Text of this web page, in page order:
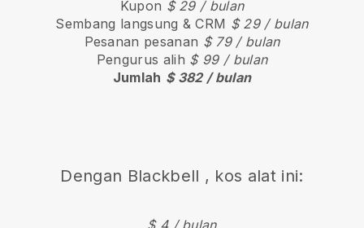
Kupon $ 29 / bulan
Sembang langsung & CRM $ 29 / bulan
Pesanan pesanan $ 79 / bulan
Pengurus alih $ 99 / bulan
Jumlah $ 382 / bulan
Dengan Blackbell , kos alat ini: